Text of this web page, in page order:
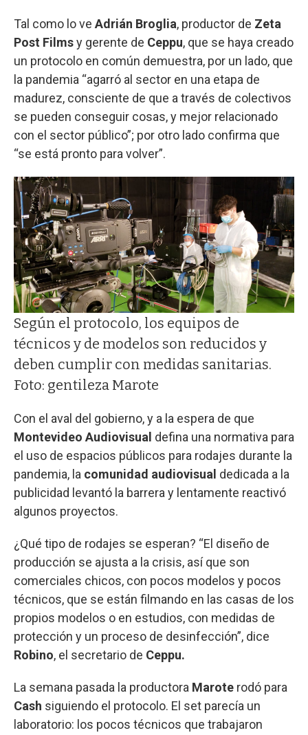
Tal como lo ve Adrián Broglia, productor de Zeta
Post Filmsy gerente de Ceppu, que se haya creado
un protocolo en común demuestra, por un lado, que
la pandemia “agarró al sector en una etapa de
madurez, consciente de que a través de colectivos
se pueden conseguir cosas, y mejor relacionado
con el sector público”; por otro lado confirma que
“se está pronto para volver”.
Según el protocolo, los equipos de
técnicos y de modelos son reducidos y
deben cumplir con medidas sanitarias.
Foto: gentileza Marote
Con el aval del gobierno, y a la espera de que
Montevideo Audiovisual defina una normativa para
el uso de espacios públicos para rodajes durante la
pandemia, la comunidad audiovisual dedicada a la
publicidad levantó la barrera y lentamente reactivó
algunos proyectos.
¿Qué tipo de rodajes se esperan? “El diseño de
producción se ajusta a la crisis, así que son
comerciales chicos, con pocos modelos y pocos
técnicos, que se están filmando en las casas de los
propios modelos o en estudios, con medidas de
protección y un proceso de desinfección”, dice
Robino, el secretario de Ceppu.
La semana pasada la productora Marote rodó para
Cash siguiendo el protocolo. El set parecía un
laboratorio: los pocos técnicos que trabajaron